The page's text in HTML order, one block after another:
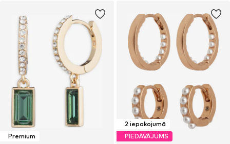
Premium
2 iepakojumā
PIEDĀVĀJUMS